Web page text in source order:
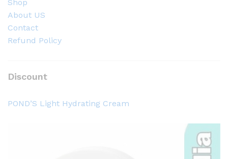
Shop
About US
Contact
Refund Policy
Discount
POND’S Light Hydrating Cream